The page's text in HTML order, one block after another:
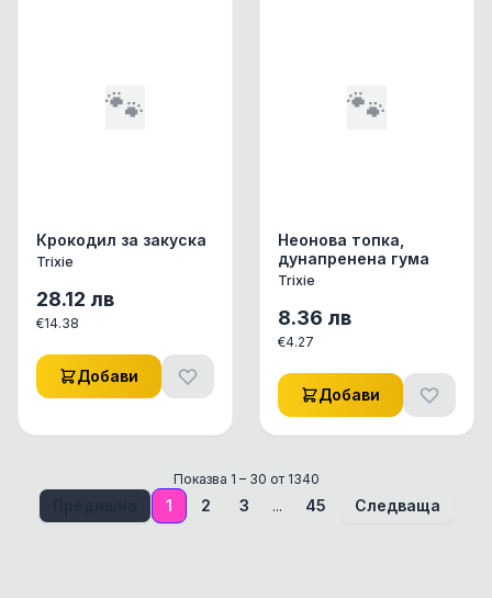
🐾
Крокодил за закуска
Trixie
28.12 лв
€14.38
Добави
🐾
Неонова топка,
дунапренена гума
Trixie
8.36 лв
€4.27
Добави
Показва 1 – 30 от 1340
1 2 3 ... 45 Следваща